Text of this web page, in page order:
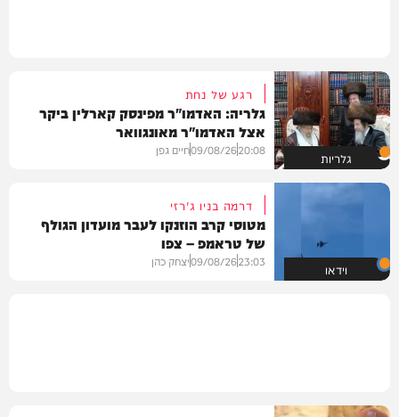
גלריות
רגע של נחת
גלריה: האדמו"ר מפינסק קארלין ביקר
אצל האדמו"ר מאונגוואר
20:08
09/08/26חיים גפן
וידאו
דרמה בניו ג'רזי
מטוסי קרב הוזנקו לעבר מועדון הגולף
של טראמפ – צפו
23:03
09/08/26יצחק כהן